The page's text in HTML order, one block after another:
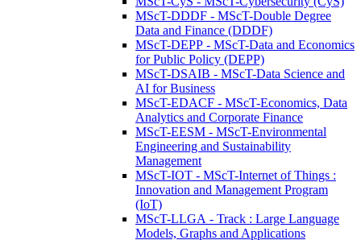
MScT-DDDF - MScT-Double Degree
Data and Finance (DDDF)
MScT-DEPP - MScT-Data and Economics
for Public Policy (DEPP)
MScT-DSAIB - MScT-Data Science and
AI for Business
MScT-EDACF - MScT-Economics, Data
Analytics and Corporate Finance
MScT-EESM - MScT-Environmental
Engineering and Sustainability
Management
MScT-IOT - MScT-Internet of Things :
Innovation and Management Program
(IoT)
MScT-LLGA - Track : Large Language
Models, Graphs and Applications